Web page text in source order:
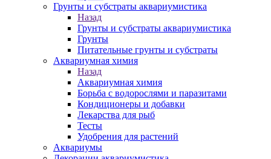
Грунты и субстраты аквариумистика
Назад
Грунты и субстраты аквариумистика
Грунты
Питательные грунты и субстраты
Аквариумная химия
Назад
Аквариумная химия
Борьба с водорослями и паразитами
Кондиционеры и добавки
Лекарства для рыб
Тесты
Удобрения для растений
Аквариумы